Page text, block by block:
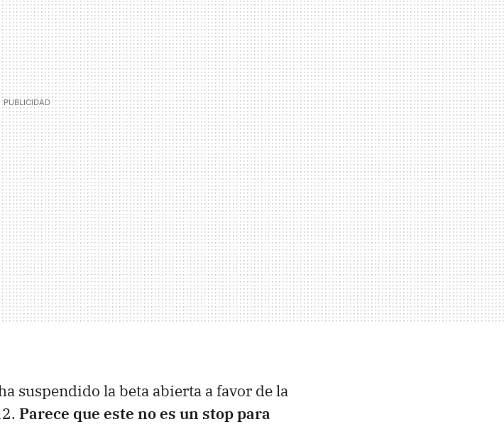
suspendido la beta abierta a favor de la
Parece que este no es un stop para